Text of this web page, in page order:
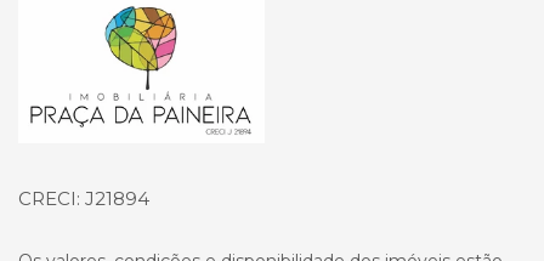
Página inicial
CRECI: J21894